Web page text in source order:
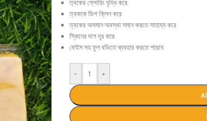
ত্বকের গ্লোয়িং বৃদ্ধি করে
ত্বককে ডিপ ক্লিন করে
ত্বকের অসমান অবস্থা সমান করতে সাহায্য করে
স্কিনের দাগ দূর করে
ফেইস সহ ফুল বডিতে ব্যবহার করতে পারবে
- +